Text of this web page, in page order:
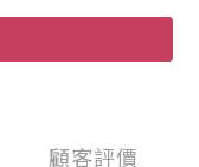
顧客評價